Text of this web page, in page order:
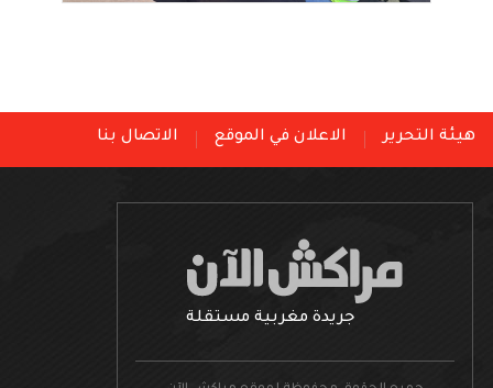
هيئة التحرير الاعلان في الموقع الاتصال بنا
جريدة مغربية مستقلة